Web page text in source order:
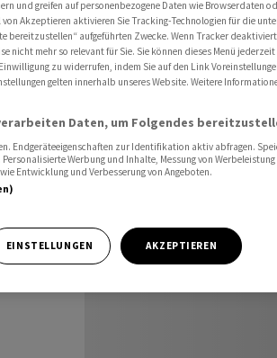
und greifen auf personenbezogene Daten wie Browserdaten
Akzeptieren aktivieren Sie Tracking-Technologien für die
bereitzustellen“ aufgeführten Zwecke. Wenn Tracker
nicht mehr so relevant für Sie. Sie können dieses Menü
zu widerrufen, indem Sie auf den Link
gelten innerhalb unseres Website. Weitere
Daten, um Folgendes
Endgeräteeigenschaften zur Identifikation aktiv abfragen.
Werbung und Inhalte, Messung von
Entwicklung und Verbesserung von Angeboten.
EINSTELLUNGEN AKZEPTIEREN